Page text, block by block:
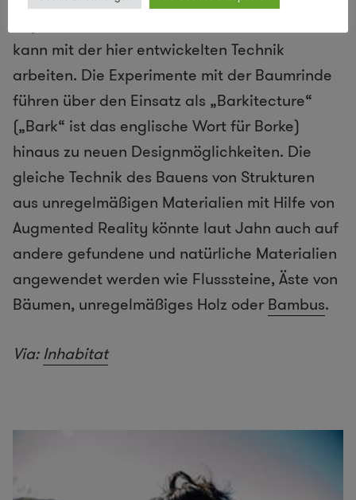
kann mit der hier entwickelten Technik
arbeiten. Die Experimente mit der Baumrinde
führen über den Einsatz als „Barkitecture“
(„Bark“ ist das englische Wort für Borke)
hinaus zu neuen Designmöglichkeiten. Die
gleiche Technik des Bauens von Strukturen
aus unregelmäßigen Materialien mit Hilfe von
Augmented Reality könnte laut Jahn auch auf
andere gefundene und natürliche Materialien
angewendet werden wie Flusssteine, Äste von
Bäumen, unregelmäßiges Holz oder Bambus.
Via:Inhabitat